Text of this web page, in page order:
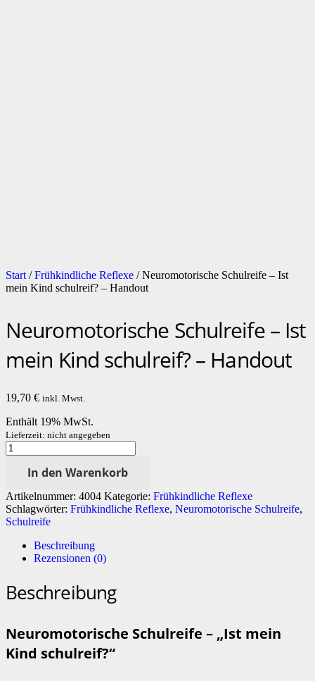
Start /Frühkindliche Reflexe / Neuromotorische Schulreife – Ist
mein Kind schulreif? – Handout
Neuromotorische Schulreife – Ist
mein Kind schulreif? – Handout
19,70 € inkl. Mwst.
Enthält 19% MwSt.
Lieferzeit: nicht angegeben
Neuromotorische
Schulreife
mein
Kind
schulreif?
Handout
[Digital]
In den Warenkorb
Artikelnummer: 4004 Kategorie: Frühkindliche Reflexe
Schlagwörter: Frühkindliche Reflexe, Neuromotorische Schulreife,
Schulreife
Beschreibung
Rezensionen (0)
Beschreibung
Neuromotorische Schulreife – „Ist mein
Kind schulreif?“